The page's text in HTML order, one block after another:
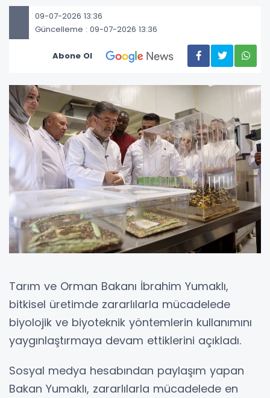
09-07-2026 13:36
Güncelleme : 09-07-2026 13:36
Abone Ol
Tarım ve Orman Bakanı İbrahim Yumaklı,
bitkisel üretimde zararlılarla mücadelede
biyolojik ve biyoteknik yöntemlerin kullanımını
yaygınlaştırmaya devam ettiklerini açıkladı.
Sosyal medya hesabından paylaşım yapan
Bakan Yumaklı, zararlılarla mücadelede en